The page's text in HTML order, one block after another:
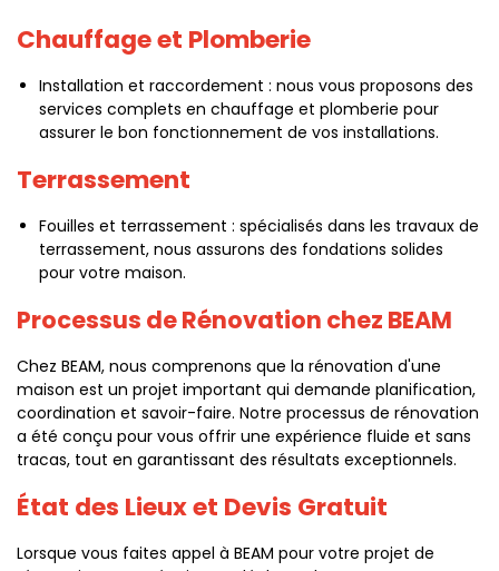
Chauffage et Plomberie
Installation et raccordement : nous vous proposons des
services complets en chauffage et plomberie pour
assurer le bon fonctionnement de vos installations.
Terrassement
Fouilles et terrassement : spécialisés dans les travaux de
terrassement, nous assurons des fondations solides
pour votre maison.
Processus de Rénovation chez BEAM
Chez BEAM, nous comprenons que la rénovation d'une
maison est un projet important qui demande planification,
coordination et savoir-faire. Notre processus de rénovation
a été conçu pour vous offrir une expérience fluide et sans
tracas, tout en garantissant des résultats exceptionnels.
État des Lieux et Devis Gratuit
Lorsque vous faites appel à BEAM pour votre projet de